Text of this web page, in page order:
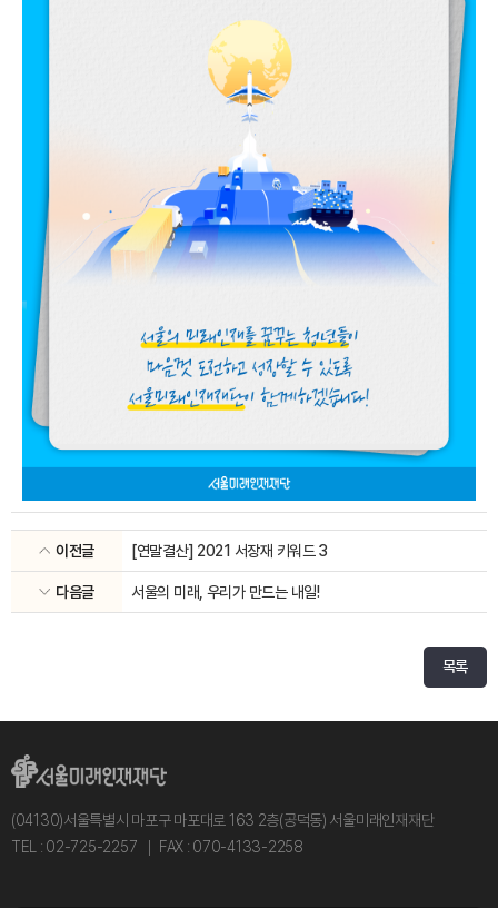
이전글 [연말결산] 2021 서장재 키워드 3
다음글 서울의 미래, 우리가 만드는 내일!
목록
(04130)서울특별시 마포구 마포대로 163 2층(공덕동) 서울미래인재재단
TEL : 02-725-2257
FAX : 070-4133-2258